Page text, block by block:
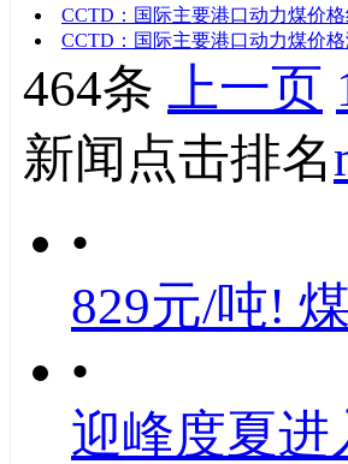
CCTD：国际主要港口动力煤价
CCTD：国际主要港口动力煤价
464条 上一页
新闻点击排名
•
829元/吨!
•
迎峰度夏进